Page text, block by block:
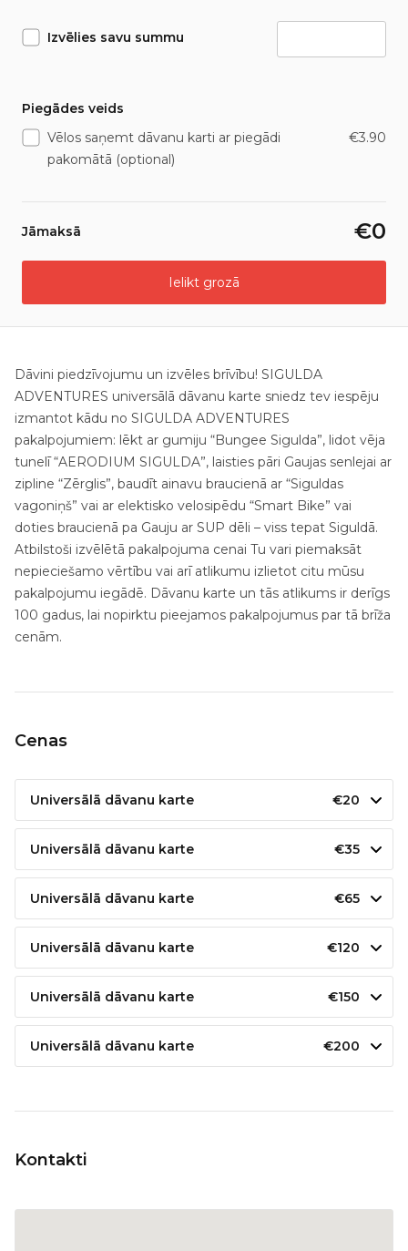
Izvēlies savu summu
Piegādes veids
Vēlos saņemt dāvanu karti ar piegādi
pakomātā (optional)
€3.90
Jāmaksā €0
Ielikt grozā
Dāvini piedzīvojumu un izvēles brīvību! SIGULDA
ADVENTURES universālā dāvanu karte sniedz tev iespēju
izmantot kādu no SIGULDA ADVENTURES
pakalpojumiem: lēkt ar gumiju “Bungee Sigulda”, lidot vēja
tunelī “AERODIUM SIGULDA”, laisties pāri Gaujas senlejai ar
zipline “Zērglis”, baudīt ainavu braucienā ar “Siguldas
vagoniņš” vai ar elektisko velosipēdu “Smart Bike” vai
doties braucienā pa Gauju ar SUP dēli – viss tepat Siguldā.
Atbilstoši izvēlētā pakalpojuma cenai Tu vari piemaksāt
nepieciešamo vērtību vai arī atlikumu izlietot citu mūsu
pakalpojumu iegādē. Dāvanu karte un tās atlikums ir derīgs
100 gadus, lai nopirktu pieejamos pakalpojumus par tā brīža
cenām.
Cenas
Universālā dāvanu karte €20
Universālā dāvanu karte €35
Universālā dāvanu karte €65
Universālā dāvanu karte €120
Universālā dāvanu karte €150
Universālā dāvanu karte €200
Kontakti